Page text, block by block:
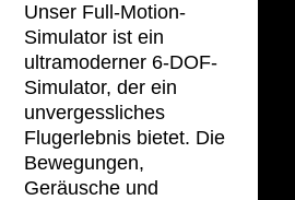
Unser Full-Motion-
Simulator ist ein
ultramoderner 6-DOF-
Simulator, der ein
unvergessliches
Flugerlebnis bietet. Die
Bewegungen,
Geräusche und